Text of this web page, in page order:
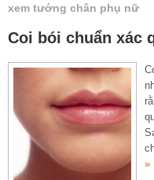
xem tướng chân phụ nữ
Coi bói chuẩn xác
»